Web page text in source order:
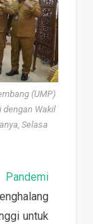
(UMP)
dengan Wakil
Selasa
Pandemi
untuk